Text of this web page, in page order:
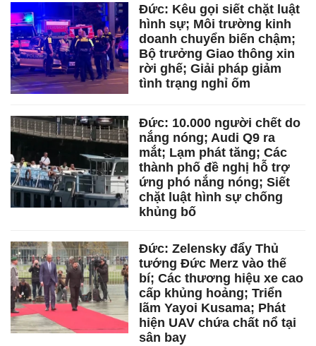
Đức: Kêu gọi siết chặt luật
hình sự; Môi trường kinh
doanh chuyển biến chậm;
Bộ trưởng Giao thông xin
rời ghế; Giải pháp giảm
tình trạng nghỉ ốm
Đức: 10.000 người chết do
nắng nóng; Audi Q9 ra
mắt; Lạm phát tăng; Các
thành phố đề nghị hỗ trợ
ứng phó nắng nóng; Siết
chặt luật hình sự chống
khủng bố
Đức: Zelensky đẩy Thủ
tướng Đức Merz vào thế
bí; Các thương hiệu xe cao
cấp khủng hoảng; Triển
lãm Yayoi Kusama; Phát
hiện UAV chứa chất nổ tại
sân bay